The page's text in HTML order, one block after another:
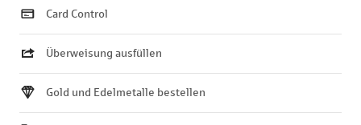
Card Control
Überweisung ausfüllen
Gold und Edelmetalle bestellen